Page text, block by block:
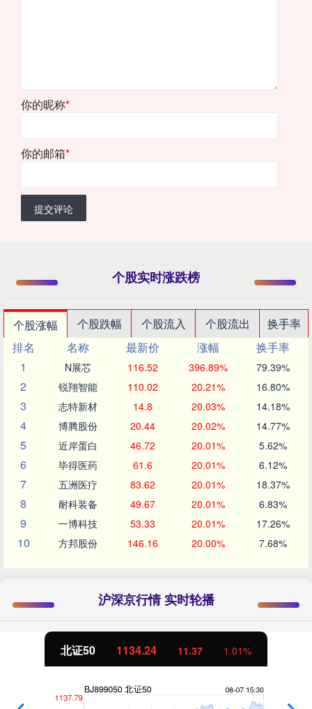
你的昵称*
你的邮箱*
提交评论
个股实时涨跌榜
个股涨幅 个股跌幅 个股流入 个股流出
换手率
排名
名称 最新价 涨幅
换手率
1
N展芯 116.52 396.89% 79.39%
2 锐翔智能 110.02 20.21% 16.80%
3 志特新材 14.8 20.03% 14.18%
4 博腾股份 20.44 20.02% 14.77%
5 近岸蛋白 46.72 20.01% 5.62%
6 毕得医药 61.6 20.01% 6.12%
7 五洲医疗 83.62 20.01% 18.37%
8 耐科装备 49.67 20.01% 6.83%
9 一博科技 53.33 20.01% 17.26%
10 方邦股份 146.16 20.00% 7.68%
沪深京行情 实时轮播
北证50 1134.24 11.37 1.01%